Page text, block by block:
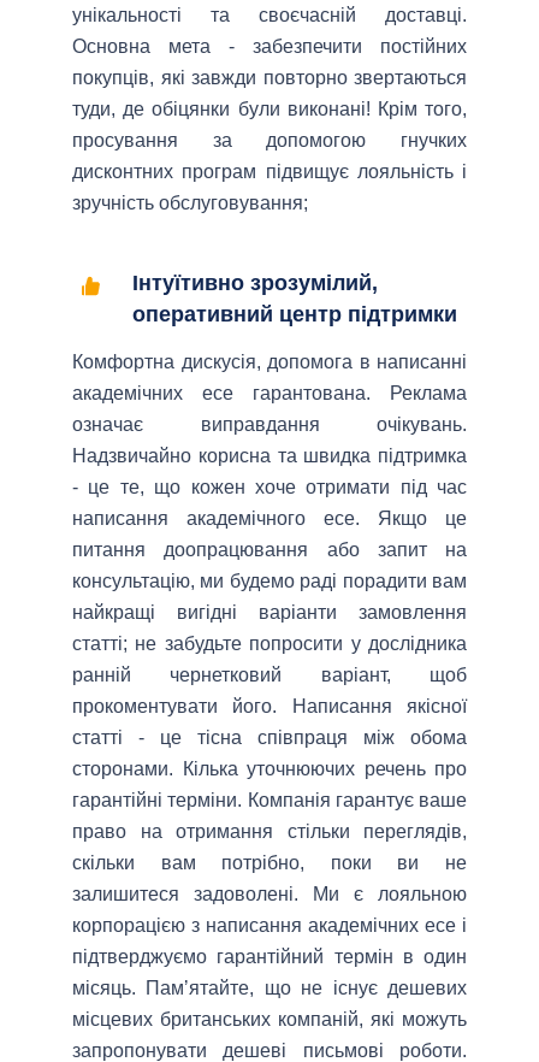
унікальності та своєчасній доставці.
Основна мета - забезпечити постійних
покупців, які завжди повторно звертаються
туди, де обіцянки були виконані! Крім того,
просування за допомогою гнучких
дисконтних програм підвищує лояльність і
зручність обслуговування;
Інтуїтивно зрозумілий,
оперативний центр підтримки
Комфортна дискусія, допомога в написанні
академічних есе гарантована. Реклама
означає виправдання очікувань.
Надзвичайно корисна та швидка підтримка
- це те, що кожен хоче отримати під час
написання академічного есе. Якщо це
питання доопрацювання або запит на
консультацію, ми будемо раді порадити вам
найкращі вигідні варіанти замовлення
статті; не забудьте попросити у дослідника
ранній чернетковий варіант, щоб
прокоментувати його. Написання якісної
статті - це тісна співпраця між обома
сторонами. Кілька уточнюючих речень про
гарантійні терміни. Компанія гарантує ваше
право на отримання стільки переглядів,
скільки вам потрібно, поки ви не
залишитеся задоволені. Ми є лояльною
корпорацією з написання академічних есе і
підтверджуємо гарантійний термін в один
місяць. Памʼятайте, що не існує дешевих
місцевих британських компаній, які можуть
запропонувати дешеві письмові роботи.